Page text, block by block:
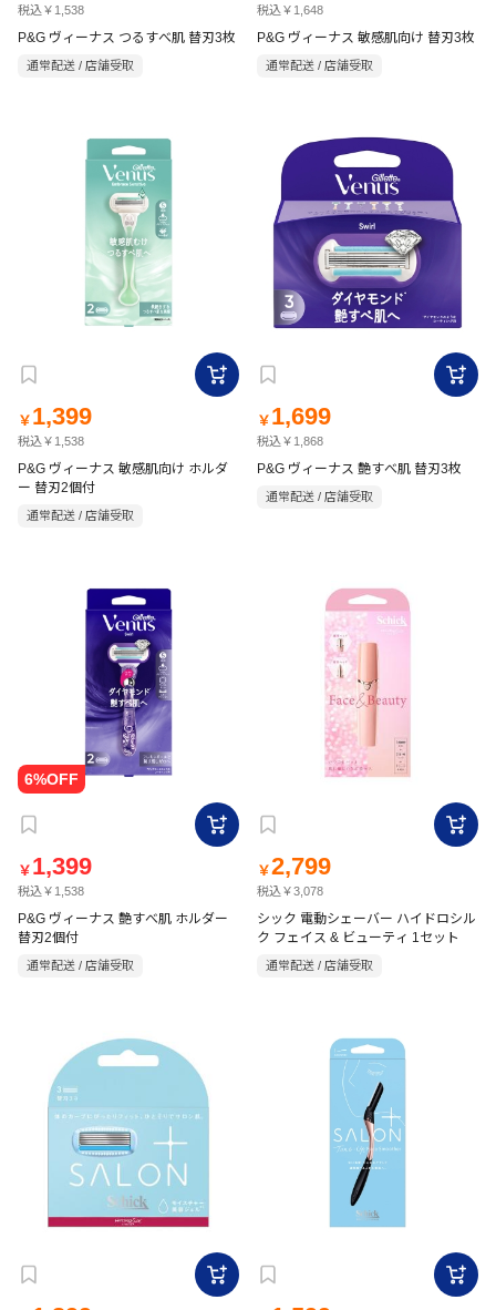
税込￥1,538
P&G ヴィーナス つるすべ肌 替刃3枚
通常配送 / 店舗受取
税込￥1,648
P&G ヴィーナス 敏感肌向け 替刃3枚
通常配送 / 店舗受取
￥ 1,399
税込￥1,538
P&G ヴィーナス 敏感肌向け ホルダ
ー 替刃2個付
通常配送 / 店舗受取
￥ 1,699
税込￥1,868
P&G ヴィーナス 艶すべ肌 替刃3枚
通常配送 / 店舗受取
￥ 1,399
税込￥1,538
P&G ヴィーナス 艶すべ肌 ホルダー
替刃2個付
通常配送 / 店舗受取
￥2,799
税込￥3,078
シック 電動シェーバー ハイドロシル
ク フェイス & ビューティ 1セット
通常配送 / 店舗受取